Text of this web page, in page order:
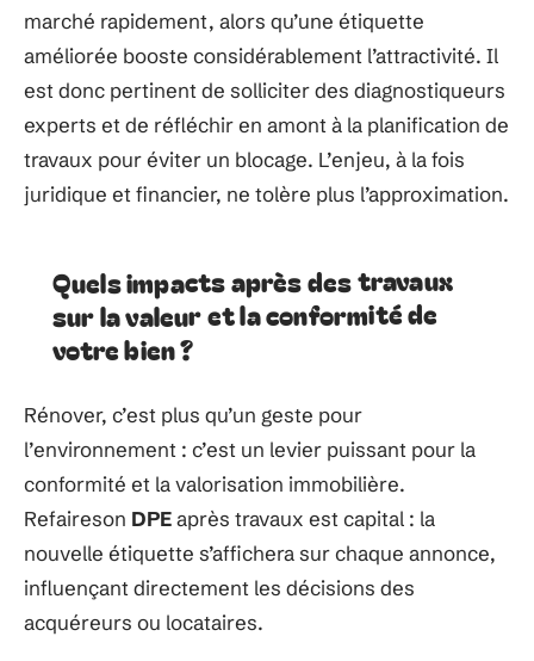
marché rapidement, alors qu’une étiquette
améliorée booste considérablement l’attractivité. Il
est donc pertinent de solliciter des diagnostiqueurs
experts et de réfléchir en amont à la planification de
travaux pour éviter un blocage. L’enjeu, à la fois
juridique et financier, ne tolère plus l’approximation.
Quels impacts après des travaux
sur la valeur et la conformité de
votre bien ?
Rénover, c’est plus qu’un geste pour
l’environnement : c’est un levier puissant pour la
conformité et la valorisation immobilière.
Refaireson DPEaprès travaux est capital : la
nouvelle étiquette s’affichera sur chaque annonce,
influençant directement les décisions des
acquéreurs ou locataires.